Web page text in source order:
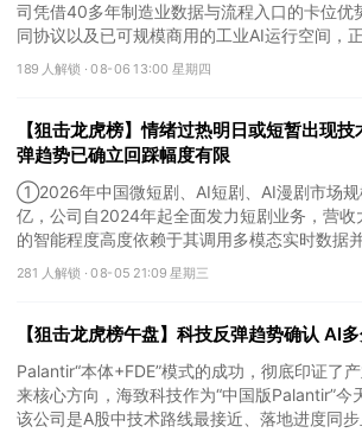
司凭借40多年制造业数据与流程入口的卡位优
同协议以及已可规模商用的工业AI运行空间，
司”向“AI原生平台生态型公司”跃迁。
189 人解锁 ·08-06 13:00 星期四
【狙击龙虎榜】情绪过热明日或短暂出现
弹趋势已确立回踩幅度有限
①2026年中国微短剧、AI短剧、AI漫剧市场规
亿，公司自2024年起全面发力短剧业务，营
的智能程度高度依赖于其调用多模态实时数据
能力，公司是全球首个完成TPC-DS测试并通
业；③2026年被多方定义为Robotaxi商业化元
业从0到1的估值重估红利。
281 人解锁 ·08-05 21:09 星期三
【狙击龙虎榜午盘】科技反弹趋势确认 AI
Palantir“本体+FDE”模式的成功，彻底印证了
来核心方向，海致科技作为“中国版Palantir”今
该公司是A股中技术路线最接近、落地进度同